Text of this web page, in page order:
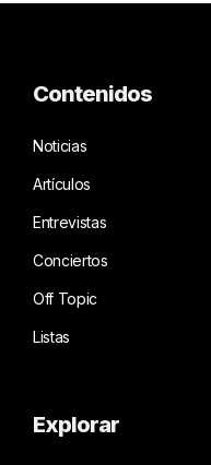
Contenidos
Noticias
Artículos
Entrevistas
Conciertos
Off Topic
Listas
Explorar